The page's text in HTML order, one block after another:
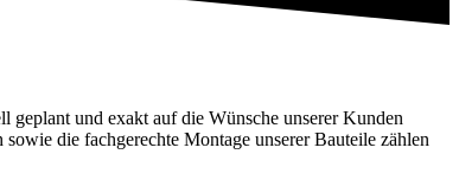
geplant und exakt auf die Wünsche unserer Kunden
die fachgerechte Montage unserer Bauteile zählen